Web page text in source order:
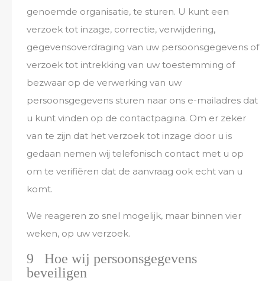
genoemde organisatie, te sturen. U kunt een
verzoek tot inzage, correctie, verwijdering,
gegevensoverdraging van uw persoonsgegevens of
verzoek tot intrekking van uw toestemming of
bezwaar op de verwerking van uw
persoonsgegevens sturen naar ons e-mailadres dat
u kunt vinden op de contactpagina. Om er zeker
van te zijn dat het verzoek tot inzage door u is
gedaan nemen wij telefonisch contact met u op
om te verifiëren dat de aanvraag ook echt van u
komt.
We reageren zo snel mogelijk, maar binnen vier
weken, op uw verzoek.
9 Hoe wij persoonsgegevens
beveiligen